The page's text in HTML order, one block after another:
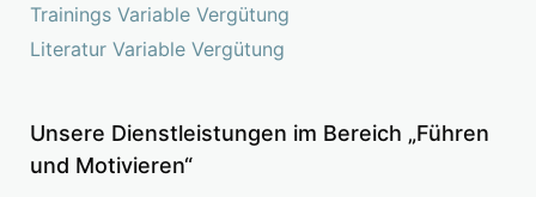
Trainings Variable Vergütung
Literatur Variable Vergütung
Unsere Dienstleistungen im Bereich „Führen
und Motivieren“